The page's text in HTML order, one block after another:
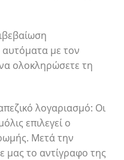
αυτόματα με τον
ολοκληρώσετε τη
λογαριασμό: Οι
επιλεγεί ο
Μετά την
μας το αντίγραφο της